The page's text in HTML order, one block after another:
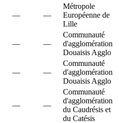
— —
Métropole
Européenne de
Lille
— —
Communauté
d'agglomération
Douaisis Agglo
— —
Communauté
d'agglomération
Douaisis Agglo
— —
Communauté
d'agglomération
du Caudrésis et
du Catésis